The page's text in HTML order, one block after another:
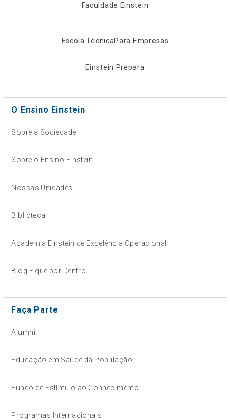
Faculdade Einstein
Escola TécnicaPara Empresas
Einstein Prepara
O Ensino Einstein
Sobre a Sociedade
Sobre o Ensino Einstein
Nossas Unidades
Biblioteca
Academia Einstein de Excelência Operacional
Blog Fique por Dentro
Faça Parte
Alumni
Educação em Saúde da População
Fundo de Estímulo ao Conhecimento
Programas Internacionais